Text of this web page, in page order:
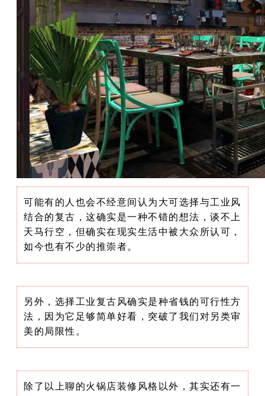
可能有的人也会不经意间认为大可选择与工业风
结合的复古，这确实是一种不错的想法，谈不上
天马行空，但确实在现实生活中被大众所认可，
如今也有不少的推崇者。
另外，选择工业复古风确实是种省钱的可行性方
法，因为它足够简单好看，突破了我们对另类审
美的局限性。
除了以上聊的火锅店装修风格以外，其实还有一